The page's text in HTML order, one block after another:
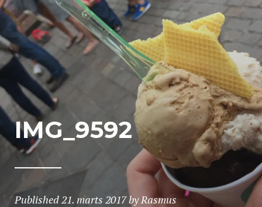
IMG_9592
Published21. marts 2017byRasmus